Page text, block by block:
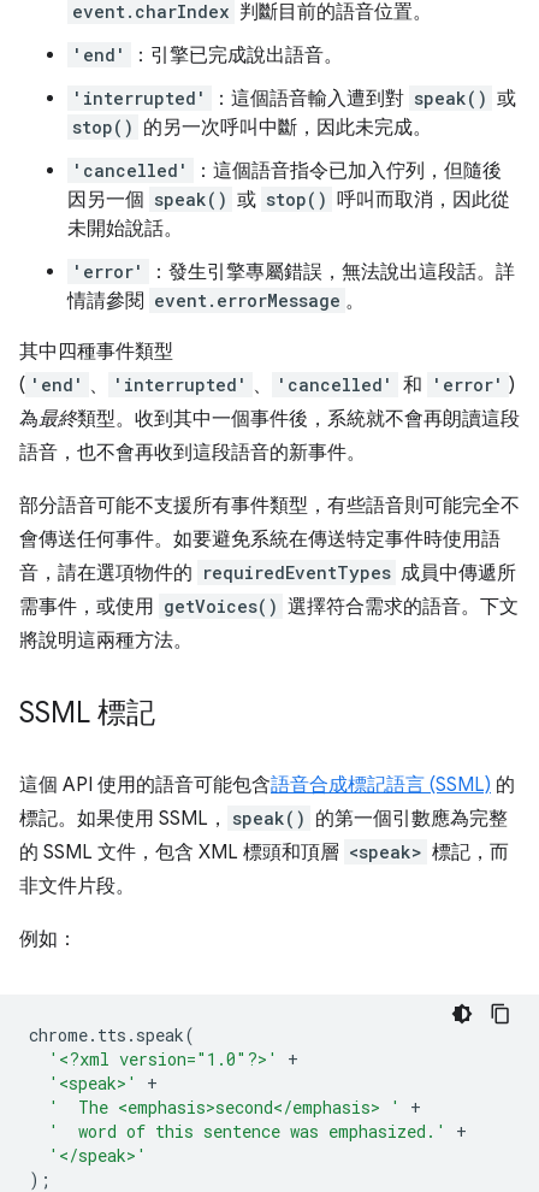
event.charIndex 判斷目前的語音位置。
'end' ：引擎已完成說出語音。
'interrupted' ：這個語音輸入遭到對 speak() 或
stop() 的另一次呼叫中斷，因此未完成。
'cancelled'
：這個語音指令已加入佇列，但隨後
因另一個 speak() 或 stop() 呼叫而取消，因此從
未開始說話。
'error'
：發生引擎專屬錯誤，無法說出這段話。詳
情請參閱 event.errorMessage 。
其中四種事件類型
( 'end' 、 'interrupted' 、 'cancelled' 和 'error' )
為最終類型。收到其中一個事件後，系統就不會再朗讀這段
語音，也不會再收到這段語音的新事件。
部分語音可能不支援所有事件類型，有些語音則可能完全不
會傳送任何事件。如要避免系統在傳送特定事件時使用語
音，請在選項物件的 requiredEventTypes 成員中傳遞所
需事件，或使用 getVoices() 選擇符合需求的語音。下文
將說明這兩種方法。
SSML 標記
這個 API 使用的語音可能包含語音合成標記語言 (SSML) 的
標記。如果使用 SSML，
speak() 的第一個引數應為完整
的 SSML 文件，包含 XML 標頭和頂層 <speak> 標記，而
非文件片段。
例如：
chrome. tts . speak(
'<?xml version="1.0"?>'
+
'<speak>'
+
'  The <emphasis>second</emphasis> '
+
'  word of this sentence was emphasized.'
+
'</speak>'
);